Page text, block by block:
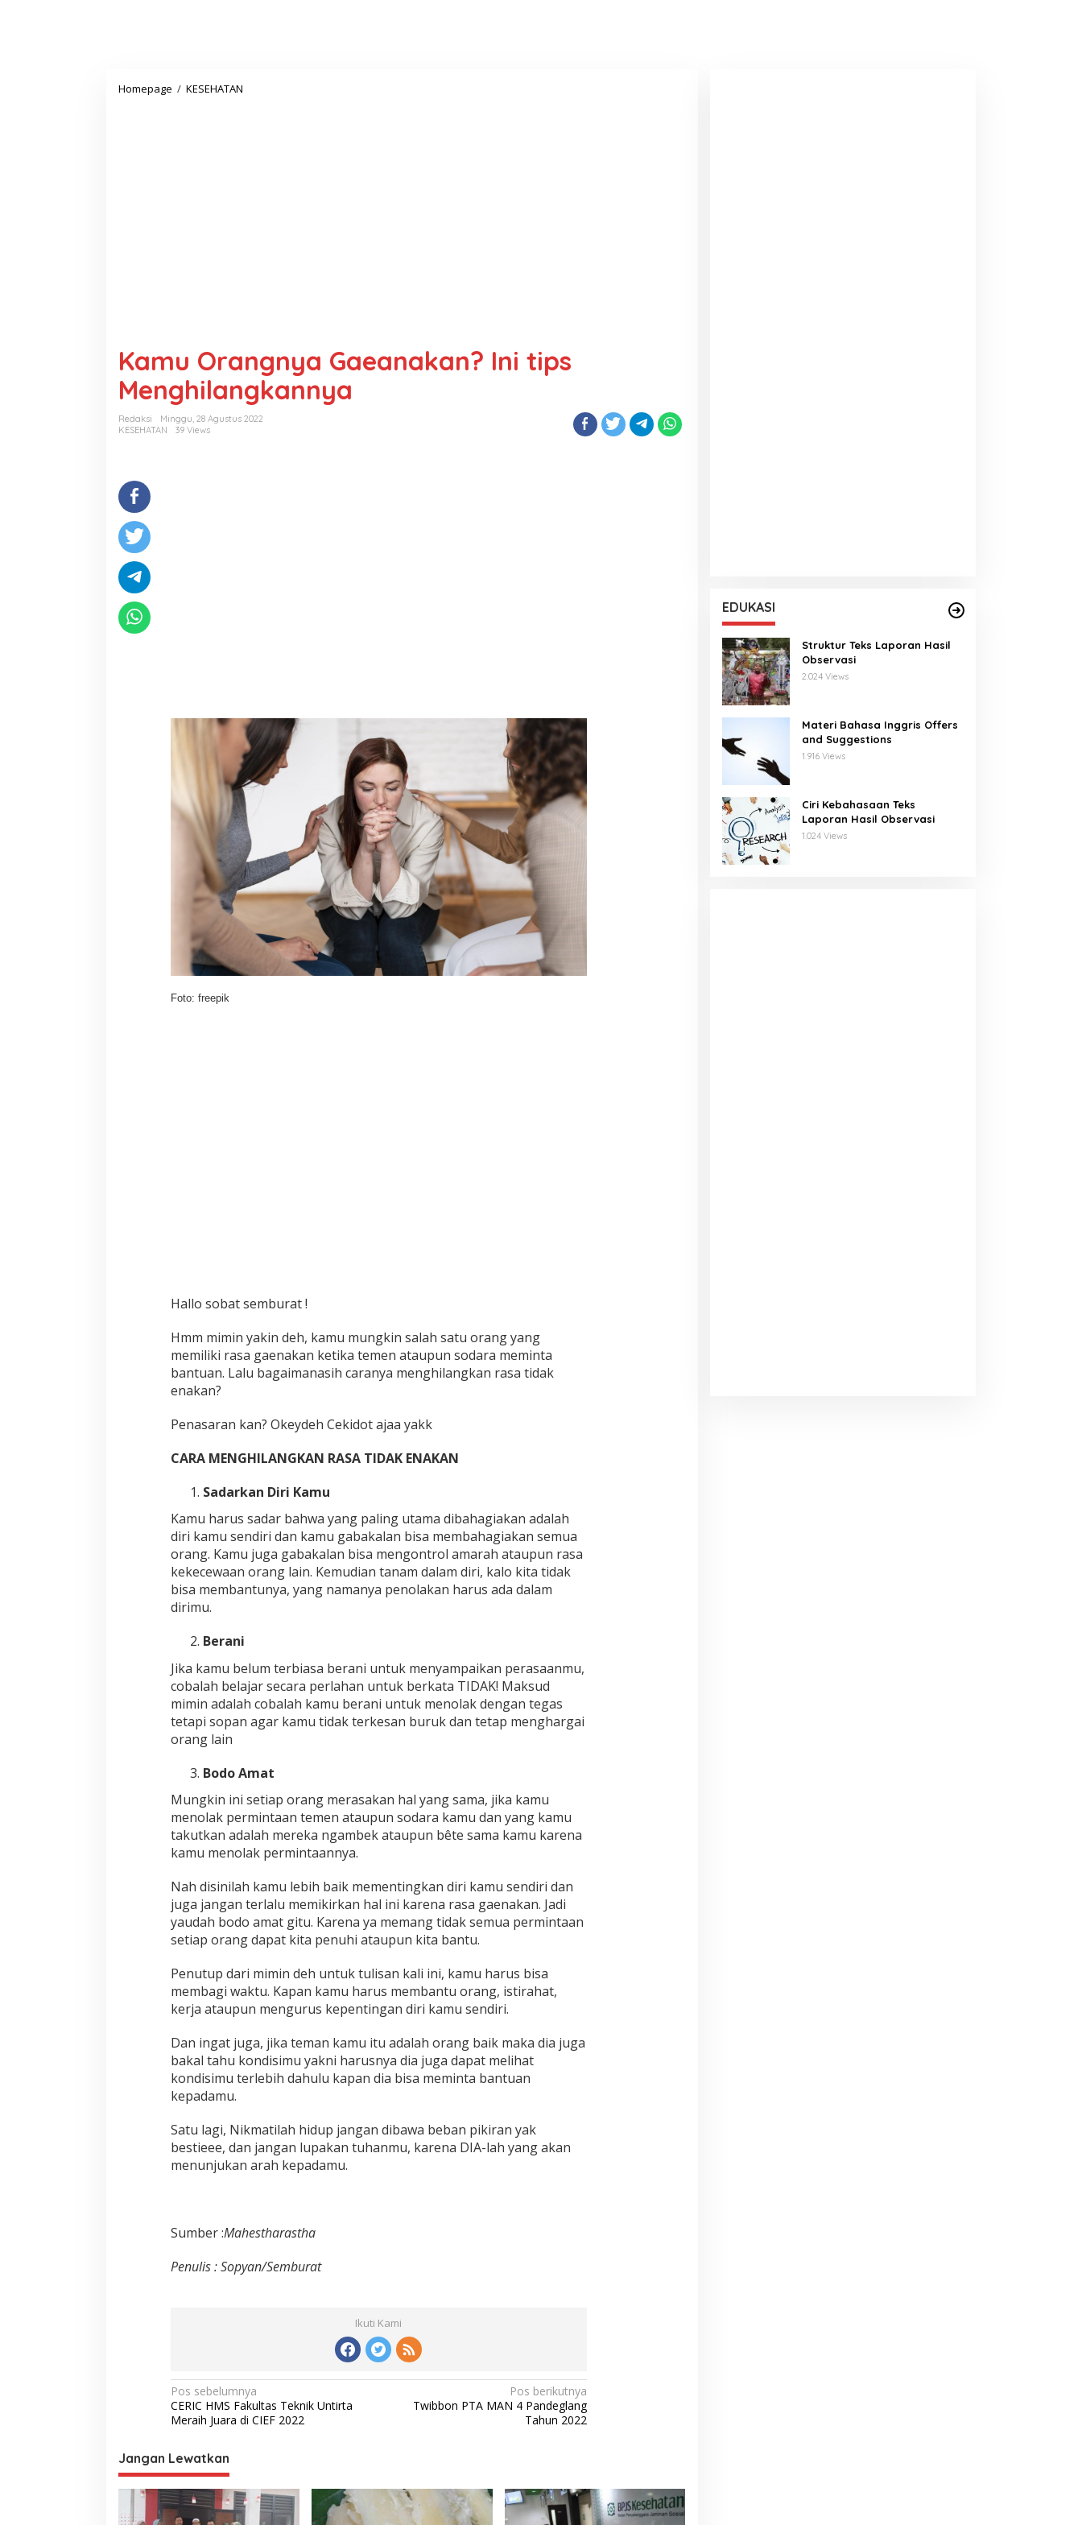
Homepage / KESEHATAN
Kamu Orangnya Gaeanakan? Ini tips
Menghilangkannya
Redaksi
Minggu, 28 Agustus 2022
KESEHATAN
39 Views
Foto: freepik
Hallo sobat semburat !
Hmm mimin yakin deh, kamu mungkin salah satu orang yang
memiliki rasa gaenakan ketika temen ataupun sodara meminta
bantuan. Lalu bagaimanasih caranya menghilangkan rasa tidak
enakan?
Penasaran kan? Okeydeh Cekidot ajaa yakk
CARA MENGHILANGKAN RASA TIDAK ENAKAN
Sadarkan Diri Kamu
Kamu harus sadar bahwa yang paling utama dibahagiakan adalah
diri kamu sendiri dan kamu gabakalan bisa membahagiakan semua
orang. Kamu juga gabakalan bisa mengontrol amarah ataupun rasa
kekecewaan orang lain. Kemudian tanam dalam diri, kalo kita tidak
bisa membantunya, yang namanya penolakan harus ada dalam
dirimu.
Berani
Jika kamu belum terbiasa berani untuk menyampaikan perasaanmu,
cobalah belajar secara perlahan untuk berkata TIDAK! Maksud
mimin adalah cobalah kamu berani untuk menolak dengan tegas
tetapi sopan agar kamu tidak terkesan buruk dan tetap menghargai
orang lain
Bodo Amat
Mungkin ini setiap orang merasakan hal yang sama, jika kamu
menolak permintaan temen ataupun sodara kamu dan yang kamu
takutkan adalah mereka ngambek ataupun bête sama kamu karena
kamu menolak permintaannya.
Nah disinilah kamu lebih baik mementingkan diri kamu sendiri dan
juga jangan terlalu memikirkan hal ini karena rasa gaenakan. Jadi
yaudah bodo amat gitu. Karena ya memang tidak semua permintaan
setiap orang dapat kita penuhi ataupun kita bantu.
Penutup dari mimin deh untuk tulisan kali ini, kamu harus bisa
membagi waktu. Kapan kamu harus membantu orang, istirahat,
kerja ataupun mengurus kepentingan diri kamu sendiri.
Dan ingat juga, jika teman kamu itu adalah orang baik maka dia juga
bakal tahu kondisimu yakni harusnya dia juga dapat melihat
kondisimu terlebih dahulu kapan dia bisa meminta bantuan
kepadamu.
Satu lagi, Nikmatilah hidup jangan dibawa beban pikiran yak
bestieee, dan jangan lupakan tuhanmu, karena DIA-lah yang akan
menunjukan arah kepadamu.
Sumber :Mahestharastha
Penulis : Sopyan/Semburat
Ikuti Kami
Navigasi
pos
Pos sebelumnya
CERIC HMS Fakultas Teknik Untirta
Meraih Juara di CIEF 2022
Pos berikutnya
Twibbon PTA MAN 4 Pandeglang
Tahun 2022
Jangan Lewatkan
EDUKASI
Struktur Teks Laporan Hasil
Observasi
2.024 Views
Materi Bahasa Inggris Offers
and Suggestions
1.916 Views
Ciri Kebahasaan Teks
Laporan Hasil Observasi
1.024 Views